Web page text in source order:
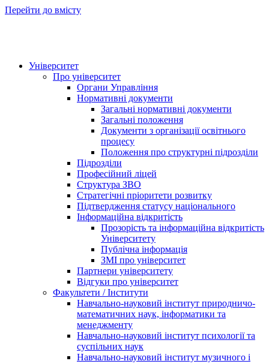
Перейти до вмісту
Університет
Про університет
Органи Управління
Нормативні документи
Загальні нормативні документи
Загальні положення
Документи з організації освітнього
процесу
Положення про структурні підрозділи
Підрозділи
Професійний ліцей
Структура ЗВО
Стратегічні пріоритети розвитку
Підтвердження статусу національного
Інформаційна відкритість
Прозорість та інформаційна відкритість
Університету
Публічна інформація
ЗМІ про університет
Партнери університету
Відгуки про університет
Факультети / Інститути
Навчально-науковий інститут природничо-
математичних наук, інформатики та
менеджменту
Навчально-науковий інститут психології та
суспільних наук
Навчально-науковий інститут музичного і